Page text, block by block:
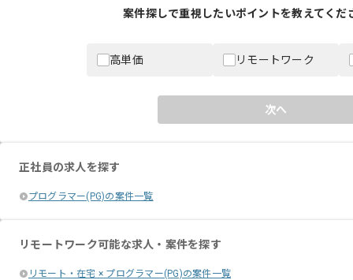
案件探しで重視したいポイントを教えてくだ
高単価 リモートワーク
次へ
正社員の求人を探す
プログラマー(PG)の案件一覧
リモートワーク可能な求人・案件を探す
リモート・在宅 × プログラマー(PG)の案件一覧